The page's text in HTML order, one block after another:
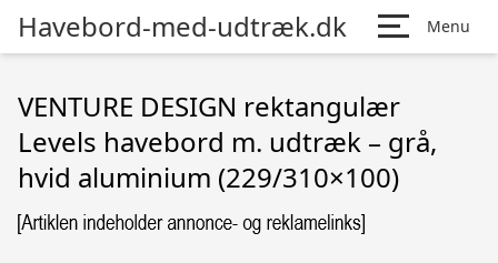
Havebord-med-udtræk.dk Menu
VENTURE DESIGN rektangulær
Levels havebord m. udtræk – grå,
hvid aluminium (229/310×100)